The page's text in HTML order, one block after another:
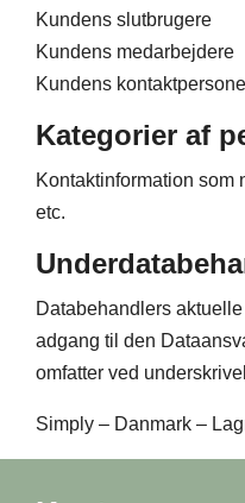
Kundens slutbrugere
Kundens medarbejdere
Kundens
Kategorier af
Kontaktinformation som
etc.
Databehandlers
adgang til den
omfatter ved
Simply – Danmark –